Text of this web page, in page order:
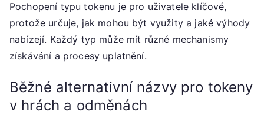
Pochopení typu tokenu je pro uživatele klíčové,
protože určuje, jak mohou být využity a jaké výhody
nabízejí. Každý typ může mít různé mechanismy
získávání a procesy uplatnění.
Běžné alternativní názvy pro tokeny
v hrách a odměnách